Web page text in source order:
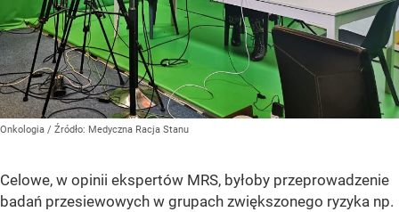
Onkologia / Źródło: Medyczna Racja Stanu
Celowe, w opinii ekspertów MRS, byłoby przeprowadzenie
badań przesiewowych w grupach zwiększonego ryzyka np.